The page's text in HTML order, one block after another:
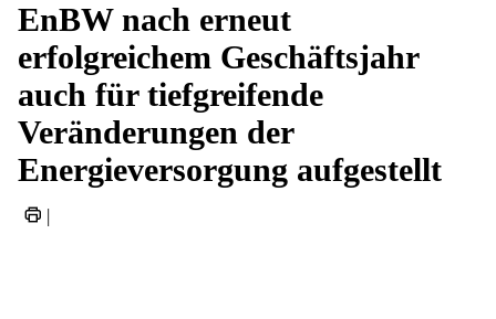
EnBW nach erneut
erfolgreichem Geschäftsjahr
auch für tiefgreifende
Veränderungen der
Energieversorgung aufgestellt
|